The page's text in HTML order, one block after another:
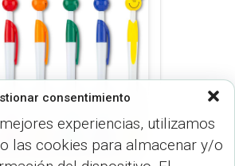
consentimiento
experiencias, utilizamos
las cookies para almacenar y/o